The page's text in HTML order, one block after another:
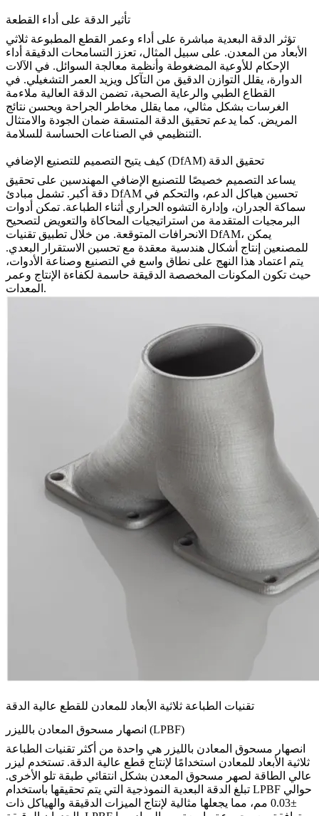
تأثير الدقة على أداء القطعة
تؤثر الدقة البعدية مباشرة على أداء وعمر القطع المطبوعة ثلاثي
الأبعاد من المعدن. على سبيل المثال، تعزز التسامحات الدقيقة أداء
الإحكام للأوعية المضغوطة وأنظمة معالجة السوائل. في الآلات
الدوارة، يقلل التوازن الدقيق من التآكل ويزيد العمر التشغيلي. في
القطاع الطبي والرعاية الصحية، تضمن الدقة العالية ملاءمة
الغرسات بشكل مثالي، مما يقلل مخاطر الجراحة ويحسن نتائج
المريض. كما يدعم تحقيق الدقة المتسقة ضمان الجودة والامتثال
التنظيمي في الصناعات الحساسة للسلامة.
كيف يتيح التصميم للتصنيع الإضافي (DfAM) تحقيق الدقة
يساعد التصميم خصيصًا للتصنيع الإضافي المهندسين على تحقيق
دقة أكبر. تشمل مبادئ DfAM تحسين هياكل الدعم، والتحكم في
سماكة الجدران، وإدارة التشوه الحراري أثناء الطباعة. تمكن أدوات
البرمجيات المتقدمة من استراتيجيات المحاكاة والتعويض لتصحيح
الانحرافات المتوقعة. من خلال تطبيق تقنيات DfAM، يمكن
للمصنعين إنتاج أشكال هندسية معقدة مع تحسين الاستقرار البعدي.
يتم اعتماد هذا النهج على نطاق واسع في التصنيع وصناعة الأدوات،
حيث تكون المكونات المخصصة الدقيقة حاسمة لكفاءة الإنتاج وعمر
المعدات.
تقنيات الطباعة ثلاثية الأبعاد للمعادن للقطع عالية الدقة
انصهار مسحوق المعادن بالليزر (LPBF)
انصهار مسحوق المعادن بالليزر هي واحدة من أكثر تقنيات الطباعة
ثلاثية الأبعاد للمعادن استخدامًا لإنتاج قطع عالية الدقة. تستخدم ليزر
عالي الطاقة لصهر مسحوق المعدن بشكل انتقائي طبقة تلو الأخرى.
تبلغ الدقة البعدية النموذجية التي يتم تحقيقها باستخدام LPBF حوالي
±0.03 مم، مما يجعلها مثالية لإنتاج الميزات الدقيقة والهياكل ذات